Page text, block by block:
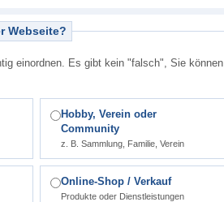
Webseite?
einordnen. Es gibt kein "falsch", Sie können
Hobby, Verein oder
Community
z. B. Sammlung, Familie, Verein
Online-Shop / Verkauf
Produkte oder Dienstleistungen